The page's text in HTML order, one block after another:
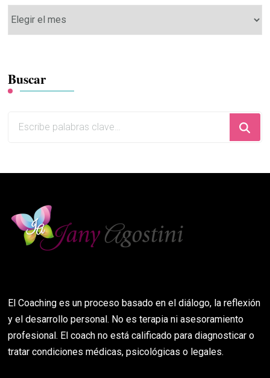
Buscar
El Coaching es un proceso basado en el diálogo, la reflexión
y el desarrollo personal. No es terapia ni asesoramiento
profesional. El coach no está calificado para diagnosticar o
tratar condiciones médicas, psicológicas o legales.